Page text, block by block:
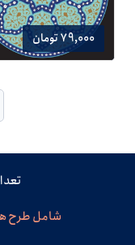
79,000 تومان
شامل طرح